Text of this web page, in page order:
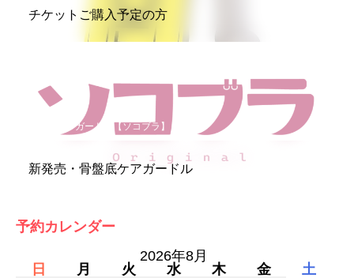
チケットご購入予定の方
骨盤底ケアガードル【ソコブラ】
新発売・骨盤底ケアガードル
予約カレンダー
2026年8月
日
月 火 水 木 金 土